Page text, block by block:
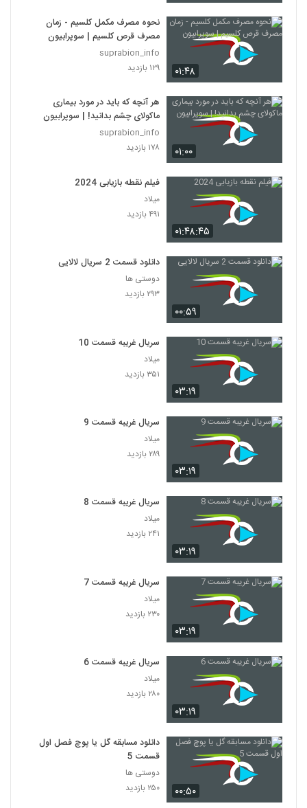
۰۱:۴۸
نحوه مصرف مکمل کلسیم - زمان
مصرف قرص کلسیم | سوپرابیون
suprabion_info
۱۲۹ بازدید
۰۱:۰۰
هر آنچه که باید در مورد بیماری
ماکولای چشم بدانید! | سوپرابیون
suprabion_info
۱۷۸ بازدید
۰۱:۴۸:۴۵
فیلم نقطه بازیابی 2024
میلاد
۴۹۱ بازدید
۰۰:۵۹
دانلود قسمت 2 سریال لالایی
دوستی ها
۲۹۳ بازدید
۰۳:۱۹
سریال غریبه قسمت 10
میلاد
۳۵۱ بازدید
۰۳:۱۹
سریال غریبه قسمت 9
میلاد
۲۸۹ بازدید
۰۳:۱۹
سریال غریبه قسمت 8
میلاد
۲۴۱ بازدید
۰۳:۱۹
سریال غریبه قسمت 7
میلاد
۲۳۰ بازدید
۰۳:۱۹
سریال غریبه قسمت 6
میلاد
۲۸۰ بازدید
۰۰:۵۰
دانلود مسابقه گل یا پوچ فصل اول
قسمت 5
دوستی ها
۲۵۰ بازدید